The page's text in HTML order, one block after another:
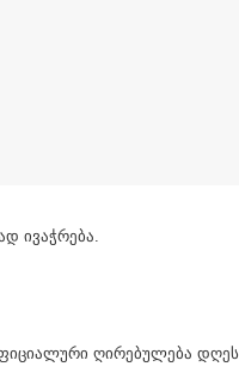
ივაჭრება.
ღირებულება დღეს